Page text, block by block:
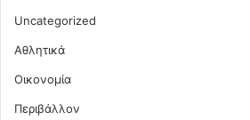
Uncategorized
Αθλητικά
Οικονομία
Περιβάλλον